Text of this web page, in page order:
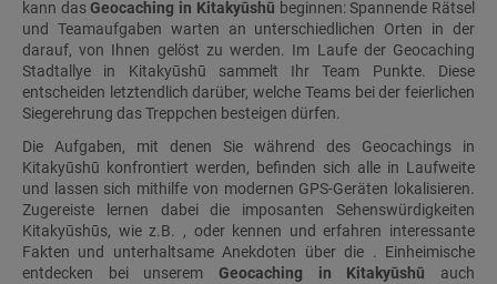
kann dasGeocaching in Kitakyūshū beginnen: Spannende Rätsel
und Teamaufgaben warten an unterschiedlichen Orten in der
darauf, von Ihnen gelöst zu werden. Im Laufe der Geocaching
Stadtallye in Kitakyūshū sammelt Ihr Team Punkte. Diese
entscheiden letztendlich darüber, welche Teams bei der feierlichen
Siegerehrung das Treppchen besteigen dürfen.
Die Aufgaben, mit denen Sie während des Geocachings in
Kitakyūshū konfrontiert werden, befinden sich alle in Laufweite
und lassen sich mithilfe von modernen GPS-Geräten lokalisieren.
Zugereiste lernen dabei die imposanten Sehenswürdigkeiten
Kitakyūshūs, wie z.B. , oder kennen und erfahren interessante
Fakten und unterhaltsame Anekdoten über die . Einheimische
entdecken bei unserem Geocaching in Kitakyūshū auch